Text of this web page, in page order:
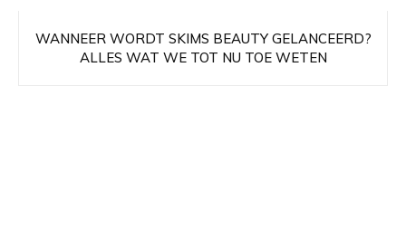
WANNEER WORDT SKIMS BEAUTY GELANCEERD?
ALLES WAT WE TOT NU TOE WETEN